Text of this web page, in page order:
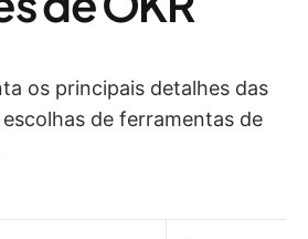
os principais detalhes das
de ferramentas de